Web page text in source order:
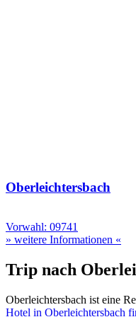
Oberleichtersbach
Vorwahl: 09741
» weitere Informationen «
Trip nach
Oberleichtersbach ist eine
Hotel in Oberleichtersbach